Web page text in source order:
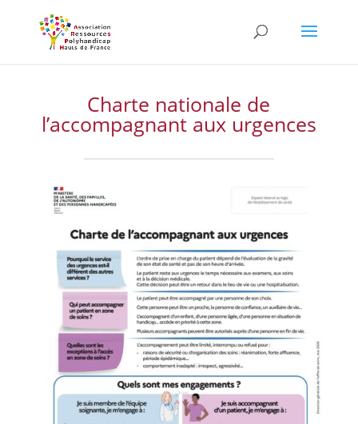
content
Charte nationale de
l’accompagnant aux urgences